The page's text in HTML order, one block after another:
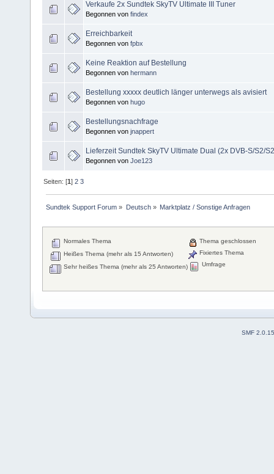
Verkaufe 2x Sundtek SkyTV Ultimate III Tuner
Begonnen von findex
Erreichbarkeit
Begonnen von fpbx
Keine Reaktion auf Bestellung
Begonnen von hermann
Bestellung xxxxx deutlich länger unterwegs als avisiert
Begonnen von hugo
Bestellungsnachfrage
Begonnen von jnappert
Lieferzeit Sundtek SkyTV Ultimate Dual (2x DVB-S/S2/
Begonnen von Joe123
Seiten: [1]2 3
Sundtek Support Forum » Deutsch» Marktplatz / Sonstige Anfragen
Normales Thema
Heißes Thema (mehr als 15 Antworten)
Sehr heißes Thema (mehr als 25 Antworten)
Thema geschlossen
Fixiertes Thema
Umfrage
SMF 2.0.15